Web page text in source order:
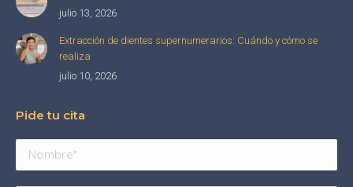
julio 13, 2026
Extracción de dientes supernumerarios: Cuándo y cómo se
realiza
julio 10, 2026
Pide tu cita